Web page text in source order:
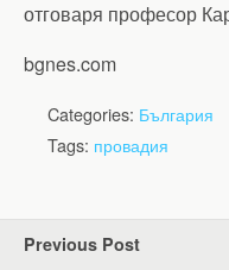
отговаря професор
bgnes.com
Categories: България
Tags: провадия
Previous Post